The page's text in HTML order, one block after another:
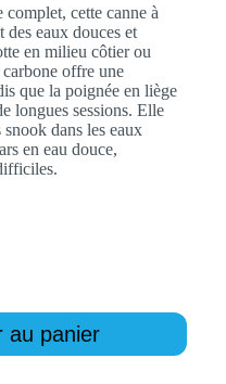
cette canne à
eaux douces et
en milieu côtier ou
offre une
que la poignée en liège
longues sessions. Elle
dans les eaux
en eau douce,
au panier